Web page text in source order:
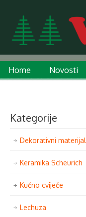
Home Novosti
Kategorije
Dekorativni materijal
Keramika Scheurich
Kućno cvijeće
Lechuza